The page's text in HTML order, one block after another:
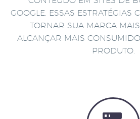
GOOGLE. ESSAS ESTRATÉGIAS
TORNAR SUA MARCA
ALCANÇAR MAIS
PRODUTO.